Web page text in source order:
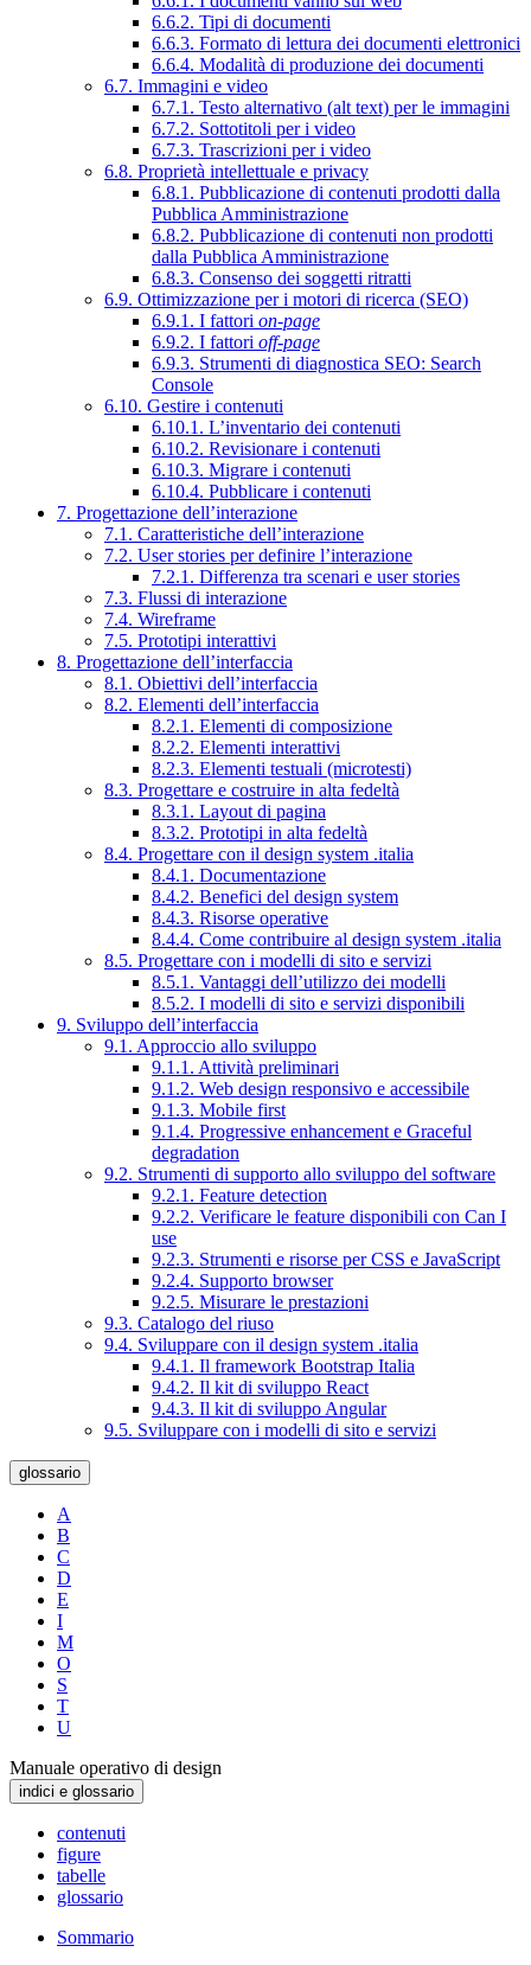
6.6.2. Tipi di documenti
6.6.3. Formato di lettura dei documenti elettronici
6.6.4. Modalità di produzione dei documenti
6.7. Immagini e video
6.7.1. Testo alternativo (alt text) per le immagini
6.7.2. Sottotitoli per i video
6.7.3. Trascrizioni per i video
6.8. Proprietà intellettuale e privacy
6.8.1. Pubblicazione di contenuti prodotti dalla
Pubblica Amministrazione
6.8.2. Pubblicazione di contenuti non prodotti
dalla Pubblica Amministrazione
6.8.3. Consenso dei soggetti ritratti
6.9. Ottimizzazione per i motori di ricerca (SEO)
6.9.1. I fattori on-page
6.9.2. I fattori off-page
6.9.3. Strumenti di diagnostica SEO: Search
Console
6.10. Gestire i contenuti
6.10.1. L’inventario dei contenuti
6.10.2. Revisionare i contenuti
6.10.3. Migrare i contenuti
6.10.4. Pubblicare i contenuti
7. Progettazione dell’interazione
7.1. Caratteristiche dell’interazione
7.2. User stories per definire l’interazione
7.2.1. Differenza tra scenari e user stories
7.3. Flussi di interazione
7.4. Wireframe
7.5. Prototipi interattivi
8. Progettazione dell’interfaccia
8.1. Obiettivi dell’interfaccia
8.2. Elementi dell’interfaccia
8.2.1. Elementi di composizione
8.2.2. Elementi interattivi
8.2.3. Elementi testuali (microtesti)
8.3. Progettare e costruire in alta fedeltà
8.3.1. Layout di pagina
8.3.2. Prototipi in alta fedeltà
8.4. Progettare con il design system .italia
8.4.1. Documentazione
8.4.2. Benefici del design system
8.4.3. Risorse operative
8.4.4. Come contribuire al design system .italia
8.5. Progettare con i modelli di sito e servizi
8.5.1. Vantaggi dell’utilizzo dei modelli
8.5.2. I modelli di sito e servizi disponibili
9. Sviluppo dell’interfaccia
9.1. Approccio allo sviluppo
9.1.1. Attività preliminari
9.1.2. Web design responsivo e accessibile
9.1.3. Mobile first
9.1.4. Progressive enhancement e Graceful
degradation
9.2. Strumenti di supporto allo sviluppo del software
9.2.1. Feature detection
9.2.2. Verificare le feature disponibili con Can I
use
9.2.3. Strumenti e risorse per CSS e JavaScript
9.2.4. Supporto browser
9.2.5. Misurare le prestazioni
9.3. Catalogo del riuso
9.4. Sviluppare con il design system .italia
9.4.1. Il framework Bootstrap Italia
9.4.2. Il kit di sviluppo React
9.4.3. Il kit di sviluppo Angular
9.5. Sviluppare con i modelli di sito e servizi
glossario
A
B
C
D
E
I
M
O
S
T
U
Manuale operativo di design
indici e glossario
contenuti
figure
tabelle
glossario
Sommario